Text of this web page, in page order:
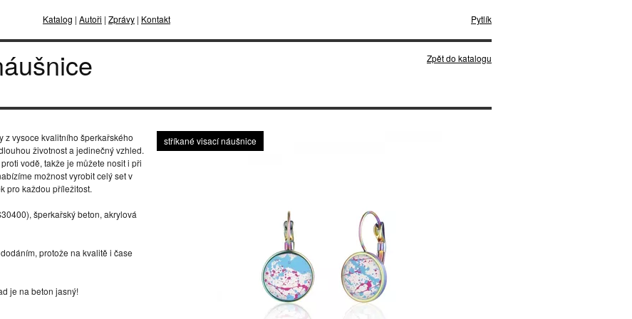
Katalog | Autoři | Zprávy | Kontakt Pytlík
Zpět do katalogu
z vysoce kvalitního šperkařského
životnost a jedinečný vzhled.
vodě, takže je můžete nosit i při
možnost vyrobit celý set v
pro každou příležitost.
šperkařský beton, akrylová
protože na kvalitě i čase
je na beton jasný!
stříkané visací náušnice